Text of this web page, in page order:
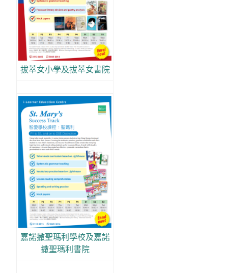
拔萃女小學及拔萃女書院
嘉諾撒聖瑪利學校及嘉諾
撒聖瑪利書院